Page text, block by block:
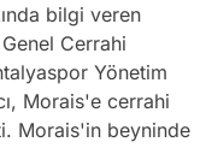
bilgi veren
Cerrahi
Yönetim
Morais'e cerrahi
Morais'in beyninde